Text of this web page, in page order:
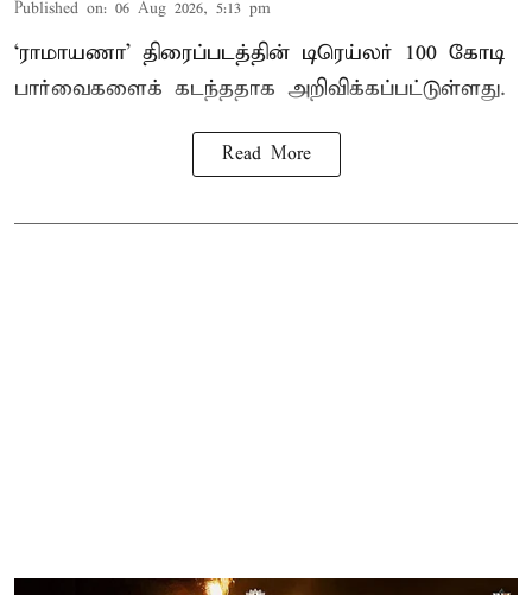
Published on: 06 Aug 2026, 5:13 pm
‘ராமாயணா’ திரைப்படத்தின் டிரெய்லர் 100 கோடி
பார்வைகளைக் கடந்ததாக அறிவிக்கப்பட்டுள்ளது.
Read More